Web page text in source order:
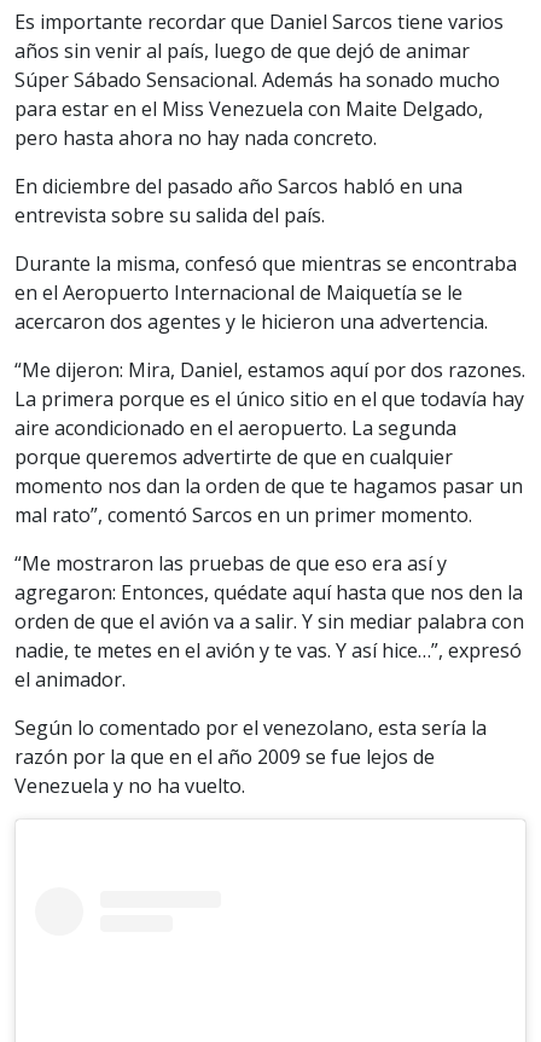
Es importante recordar que Daniel Sarcos tiene varios
años sin venir al país, luego de que dejó de animar
Súper Sábado Sensacional. Además ha sonado mucho
para estar en el Miss Venezuela con Maite Delgado,
pero hasta ahora no hay nada concreto.
En diciembre del pasado año Sarcos habló en una
entrevista sobre su salida del país.
Durante la misma, confesó que mientras se encontraba
en el Aeropuerto Internacional de Maiquetía se le
acercaron dos agentes y le hicieron una advertencia.
“Me dijeron: Mira, Daniel, estamos aquí por dos razones.
La primera porque es el único sitio en el que todavía hay
aire acondicionado en el aeropuerto. La segunda
porque queremos advertirte de que en cualquier
momento nos dan la orden de que te hagamos pasar un
mal rato”, comentó Sarcos en un primer momento.
“Me mostraron las pruebas de que eso era así y
agregaron: Entonces, quédate aquí hasta que nos den la
orden de que el avión va a salir. Y sin mediar palabra con
nadie, te metes en el avión y te vas. Y así hice…”, expresó
el animador.
Según lo comentado por el venezolano, esta sería la
razón por la que en el año 2009 se fue lejos de
Venezuela y no ha vuelto.